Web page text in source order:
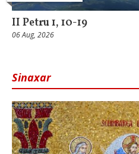
II Petru 1, 10-19
06 Aug, 2026
Sinaxar